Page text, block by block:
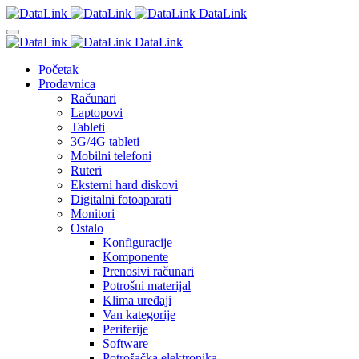
DataLink
DataLink
Početak
Prodavnica
Računari
Laptopovi
Tableti
3G/4G tableti
Mobilni telefoni
Ruteri
Eksterni hard diskovi
Digitalni fotoaparati
Monitori
Ostalo
Konfiguracije
Komponente
Prenosivi računari
Potrošni materijal
Klima uređaji
Van kategorije
Periferije
Software